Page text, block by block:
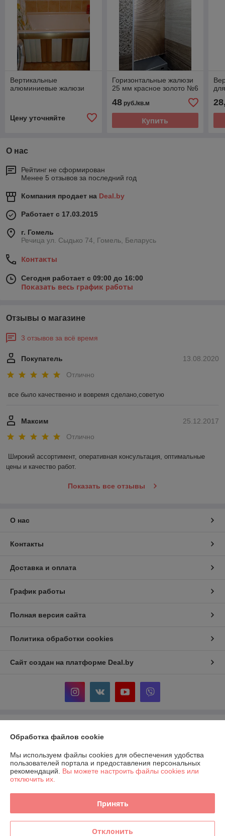
Вертикальные
алюминиевые жалюзи
Цену уточняйте
Горизонтальные жалюзи
25 мм красное золото №6
48руб./кв.м
Купить
О нас
Рейтинг не сформирован
Менее 5 отзывов за последний год
Компания продает на Deal.by
Работает с 17.03.2015
г. Гомель
Речица ул. Сыдько 74, Гомель, Беларусь
Контакты
Сегодня работает с 09:00 до 16:00
Показать весь график работы
Отзывы о магазине
3 отзывов за всё время
13.08.2020
Покупатель
Отлично
все было качественно и вовремя сделано,советую
25.12.2017
Максим
Отлично
Широкий ассортимент, оперативная консультация, оптимальные
цены и качество работ.
Показать все отзывы
О нас
Контакты
Доставка и оплата
График работы
Полная версия сайта
Политика обработки cookies
Сайт создан на платформе Deal.by
Владимирович
247500 Гомельская обл. г. Речица пер.Грибной д.2
Регистрационный номер ЕГР: 490612083
УНП: 490612083
Регистрационный орган: Речицкий районный исполнительный комитет
Дата регистрации компании: 03.02.2021
Обработка файлов cookie
Мы используем файлы cookies для обеспечения удобства
пользователей портала и предоставления персональных
рекомендаций. Вы можете настроить файлы cookies или
отключить их.
Принять
Отклонить